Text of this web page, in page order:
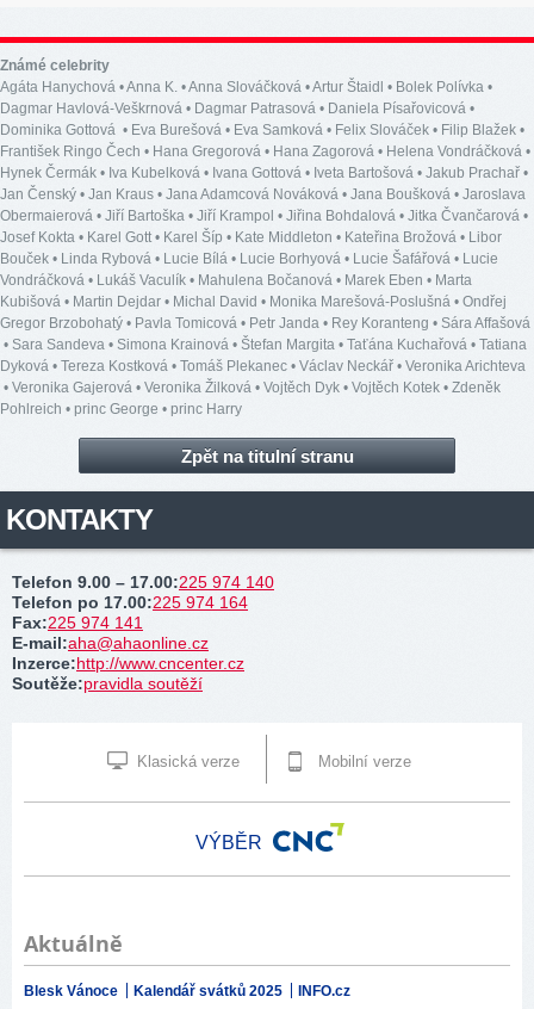
Známé celebrity
Agáta Hanychová •Anna K. •Anna Slováčková •Artur Štaidl • Bolek Polívka •
Dagmar Havlová-Veškrnová • Dagmar Patrasová • Daniela Písařovicová •
Dominika Gottová • Eva Burešová • Eva Samková • Felix Slováček • Filip Blažek •
František Ringo Čech • Hana Gregorová • Hana Zagorová • Helena Vondráčková •
Hynek Čermák • Iva Kubelková • Ivana Gottová • Iveta Bartošová • Jakub Prachař •
Jan Čenský • Jan Kraus • Jana Adamcová Nováková • Jana Boušková • Jaroslava
Obermaierová • Jiří Bartoška • Jiří Krampol • Jiřina Bohdalová • Jitka Čvančarová •
Josef Kokta • Karel Gott• Karel Šíp • Kate Middleton • Kateřina Brožová • Libor
Bouček • Linda Rybová • Lucie Bílá • Lucie Borhyová • Lucie Šafářová • Lucie
Vondráčková • Lukáš Vaculík • Mahulena Bočanová • Marek Eben • Marta
Kubišová • Martin Dejdar • Michal David • Monika Marešová-Poslušná • Ondřej
Gregor Brzobohatý • Pavla Tomicová • Petr Janda • Rey Koranteng • Sára Affašová
• Sara Sandeva • Simona Krainová • Štefan Margita • Taťána Kuchařová • Tatiana
Dyková • Tereza Kostková • Tomáš Plekanec • Václav Neckář • Veronika Arichteva
• Veronika Gajerová • Veronika Žilková • Vojtěch Dyk • Vojtěch Kotek • Zdeněk
Pohlreich • princ George • princ Harry
Zpět na titulní stranu
KONTAKTY
Telefon 9.00 – 17.00:225 974 140
Telefon po 17.00:225 974 164
Fax:225 974 141
E-mail:aha@ahaonline.cz
Inzerce:http://www.cncenter.cz
Soutěže:pravidla soutěží
Klasická verze Mobilní verze
VÝBĚR
Aktuálně
Blesk Vánoce Kalendář svátků 2025 INFO.cz